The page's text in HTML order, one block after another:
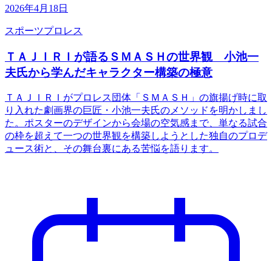
2026年4月18日
スポーツプロレス
ＴＡＪＩＲＩが語るＳＭＡＳＨの世界観 小池一
夫氏から学んだキャラクター構築の極意
ＴＡＪＩＲＩがプロレス団体「ＳＭＡＳＨ」の旗揚げ時に取
り入れた劇画界の巨匠・小池一夫氏のメソッドを明かしまし
た。ポスターのデザインから会場の空気感まで、単なる試合
の枠を超えて一つの世界観を構築しようとした独自のプロデ
ュース術と、その舞台裏にある苦悩を語ります。